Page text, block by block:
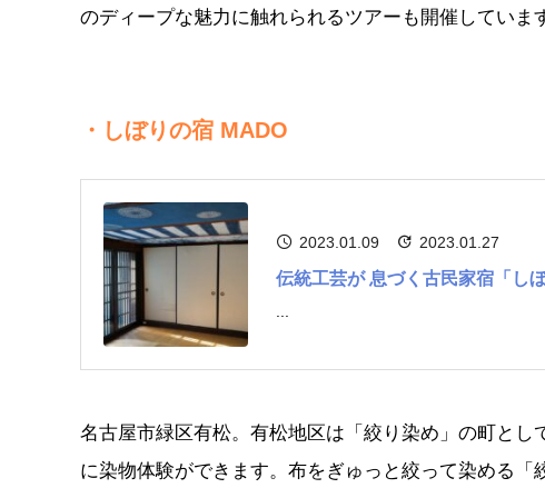
のディープな魅力に触れられるツアーも開催していま
・しぼりの宿 MADO
2023.01.09 2023.01.27
伝統工芸が 息づく古民家宿「し
名古屋市緑区有松。有松地区は「絞り染め」の町と
に染物体験ができます。布をぎゅっと絞って染める